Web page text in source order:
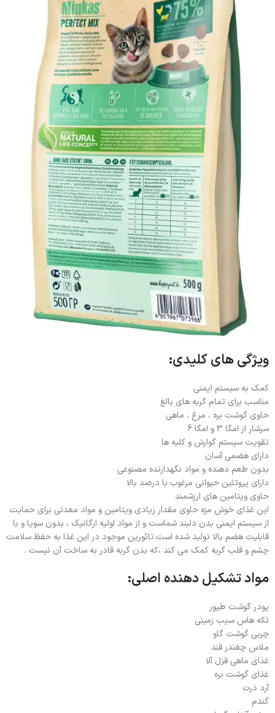
ویژگی های کلیدی:
کمک به سیستم ایمنی
مناسب برای تمام گربه های بالغ
حاوی گوشت بره ، مرغ ، ماهی
سرشار از امگا 3 و امگا 6
تقویت سیستم گوارش و کلیه ها
دارای هضمی آسان
بدون طعم دهنده و مواد نگهدارنده مصنوعی
دارای پروتئین حیوانی مرغوب با درصد بالا
حاوی ویتامین های ارزشمند
این غذای خوش مزه حاوی مقدار زیادی ویتامین و مواد معدنی برای حمایت
از سیستم ایمنی بدن دلبند شماست و از مواد اولیه ارگانیک ، بدون سویا و با
قابلیت هضم بالا تولید شده است.تائورین موجود در این غذا به حفظ سلامت
چشم و قلب گربه کمک می کند ،که بدن گربه قادر به ساخت آن نیست .
مواد تشکیل دهنده اصلی:
پودر گوشت طیور
تکه هاس سیب زمینی
چربی گوشت گاو
ملاس چغندر قند
غذای ماهی قزل آلا
غذای گوشت بره
آرد ذرت
گندم